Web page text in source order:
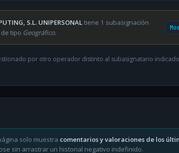
S.L. UNIPERSONALtiene 1 subasignación
tipo Geográfico.
por otro operador distinto al subasignatario
solo muestra comentarios y valoraciones de los
sin arrastrar un historial negativo indefinido.